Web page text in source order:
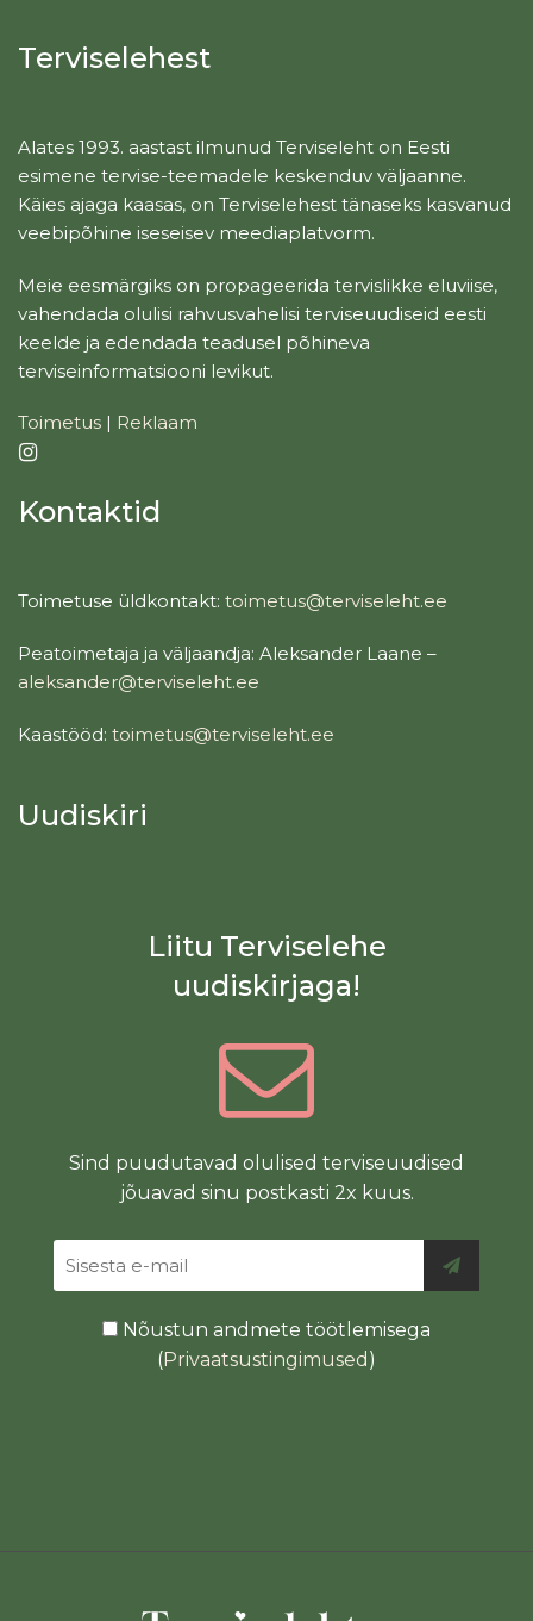
Terviselehest
Alates 1993. aastast ilmunud Terviseleht on Eesti
esimene tervise-teemadele keskenduv väljaanne.
Käies ajaga kaasas, on Terviselehest tänaseks kasvanud
veebipõhine iseseisev meediaplatvorm.
Meie eesmärgiks on propageerida tervislikke eluviise,
vahendada olulisi rahvusvahelisi terviseuudiseid eesti
keelde ja edendada teadusel põhineva
terviseinformatsiooni levikut.
Toimetus | Reklaam
Kontaktid
Toimetuse üldkontakt: toimetus@terviseleht.ee
Peatoimetaja ja väljaandja: Aleksander Laane –
aleksander@terviseleht.ee
Kaastööd: toimetus@terviseleht.ee
Uudiskiri
Liitu Terviselehe
uudiskirjaga!
Sind puudutavad olulised terviseuudised
jõuavad sinu postkasti 2x kuus.
Nõustun andmete töötlemisega
(Privaatsustingimused )